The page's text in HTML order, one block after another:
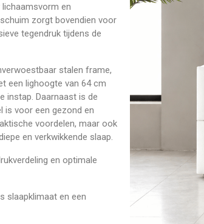
en
zorgt bovendien voor
tegendruk tijdens de
stalen frame,
een lighoogte van 64 cm
instap. Daarnaast is de
is voor een gezond en
voordelen, maar ook
en verkwikkende slaap.
en optimale
slaapklimaat en een